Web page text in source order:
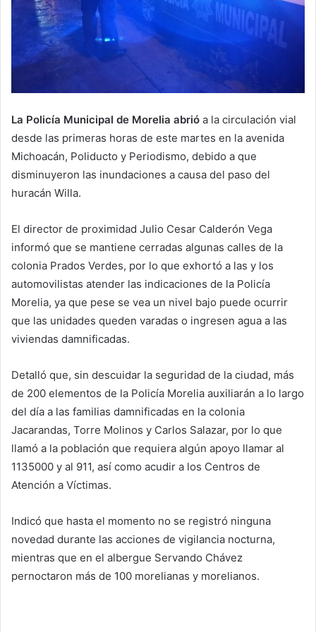
La Policía Municipal de Morelia abrió a la circulación vial
desde las primeras horas de este martes en la avenida
Michoacán, Poliducto y Periodismo, debido a que
disminuyeron las inundaciones a causa del paso del
huracán Willa.
El director de proximidad Julio Cesar Calderón Vega
informó que se mantiene cerradas algunas calles de la
colonia Prados Verdes, por lo que exhortó a las y los
automovilistas atender las indicaciones de la Policía
Morelia, ya que pese se vea un nivel bajo puede ocurrir
que las unidades queden varadas o ingresen agua a las
viviendas damnificadas.
Detalló que, sin descuidar la seguridad de la ciudad, más
de 200 elementos de la Policía Morelia auxiliarán a lo largo
del día a las familias damnificadas en la colonia
Jacarandas, Torre Molinos y Carlos Salazar, por lo que
llamó a la población que requiera algún apoyo llamar al
1135000 y al 911, así como acudir a los Centros de
Atención a Víctimas.
Indicó que hasta el momento no se registró ninguna
novedad durante las acciones de vigilancia nocturna,
mientras que en el albergue Servando Chávez
pernoctaron más de 100 morelianas y morelianos.